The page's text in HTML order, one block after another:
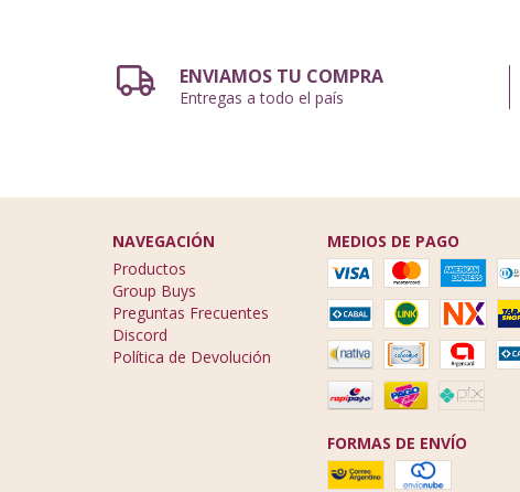
ENVIAMOS TU COMPRA
Entregas a todo el país
NAVEGACIÓN
Productos
Group Buys
Preguntas Frecuentes
Discord
Política de Devolución
MEDIOS DE PAGO
FORMAS DE ENVÍO